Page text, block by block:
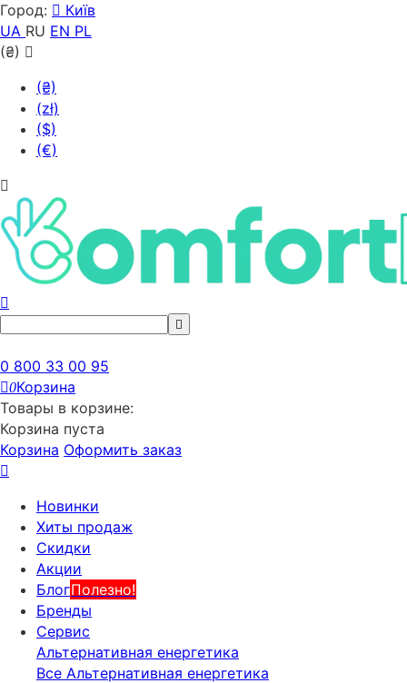
Город:
Київ
UA RU EN PL
(₴)
(₴)
(zł)
($)
(€)
0 800 33 00 95
0Корзина
Товары в корзине:
Корзина пуста
Корзина Оформить заказ
Новинки
Хиты продаж
Скидки
Акции
БлогПолезно!
Бренды
Сервис
Альтернативная енергетика
Все Альтернативная енергетика